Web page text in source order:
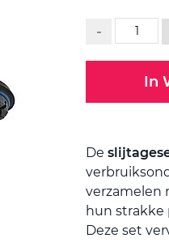
-
In
De
verzamelen
hun strakke
Deze set